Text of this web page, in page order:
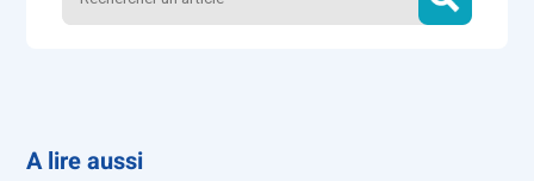
A lire aussi